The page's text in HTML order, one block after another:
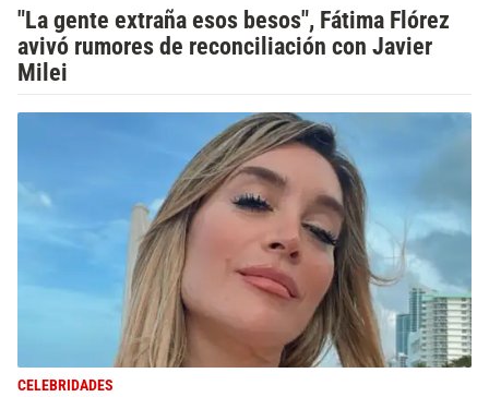
"La gente extraña esos besos", Fátima Flórez
avivó rumores de reconciliación con Javier
Milei
CELEBRIDADES